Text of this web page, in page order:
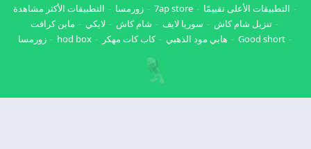
التطبيقات الأعلى تقييمًا
7ap store زورمسا
التطبيقات الأكثر مشاهدة
تنزيل شام كاش
سوريا لايف شام كاش لايكي
ماين كرافت
Good short
هابي مود الذهبي كاب كات مهكر hod box زورمسا